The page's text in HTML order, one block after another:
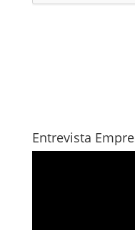
Entrevista